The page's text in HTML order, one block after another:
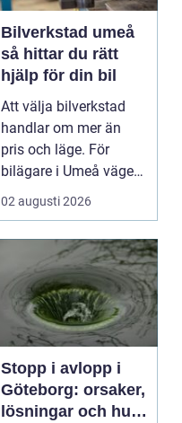
Bilverkstad umeå
så hittar du rätt
hjälp för din bil
Att välja bilverkstad
handlar om mer än
pris och läge. För
bilägare i Umeå väger
trygghet, tillgängl...
02 augusti 2026
Stopp i avlopp i
Göteborg: orsaker,
lösningar och hur